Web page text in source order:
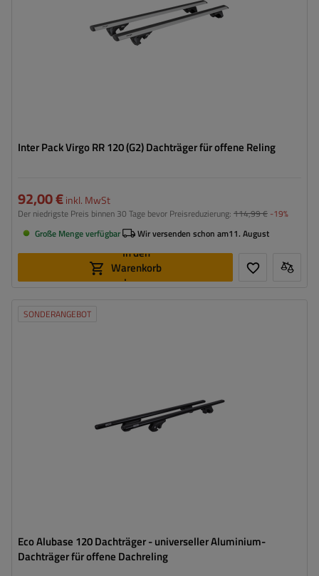
Inter Pack Virgo RR 120 (G2) Dachträger für offene Reling
92,00 €inkl. MwSt
Der niedrigste Preis binnen 30 Tage bevor Preisreduzierung: 114,99 € -19%
Große Menge verfügbar
Wir versenden schon am11. August
In den
Warenkorb
legen
SONDERANGEBOT
Eco Alubase 120 Dachträger - universeller Aluminium-
Dachträger für offene Dachreling